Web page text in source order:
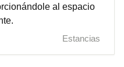
al espacio
Estancias